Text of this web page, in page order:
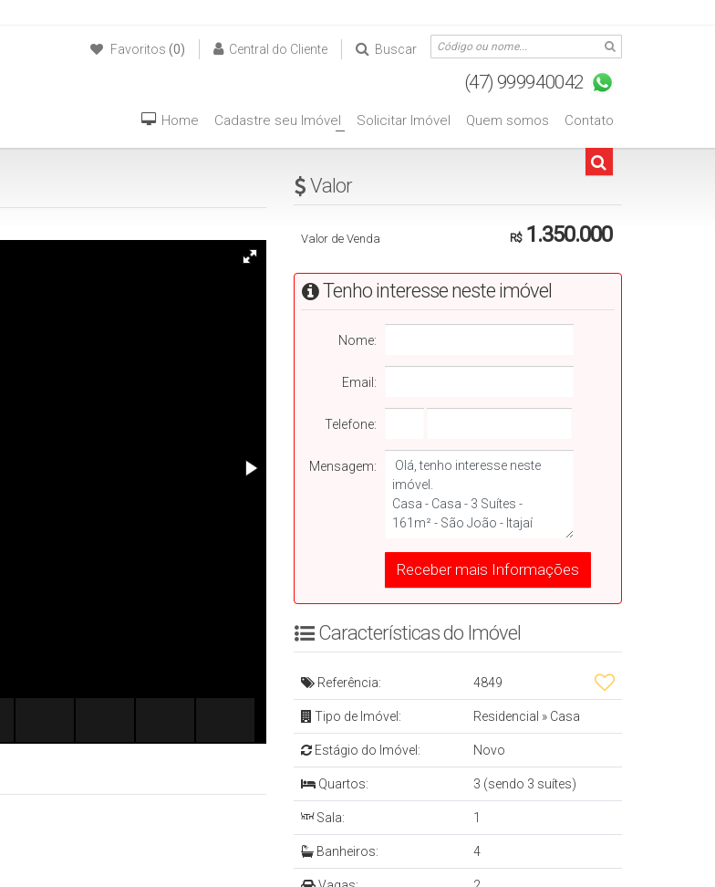
Buscar
Central do Cliente
Favoritos (0)
(47) 999940042
Contato
Quem somos
Solicitar Imóvel
+
Cadastre seu Imóvel
Home
Valorㅤㅤㅤㅤㅤㅤㅤㅤㅤㅤㅤㅤㅤ
R$1.350.000
Valor de Venda
Tenho interesse neste imóvel
Nome:
Email:
Telefone:
Mensagem:
Características do Imóvelㅤㅤㅤ ㅤ
Referência: 4849
Tipo de Imóvel: Residencial » Casa
Estágio do Imóvel: Novo
Quartos: 3 (sendo 3 suítes)
Sala: 1
Banheiros: 4